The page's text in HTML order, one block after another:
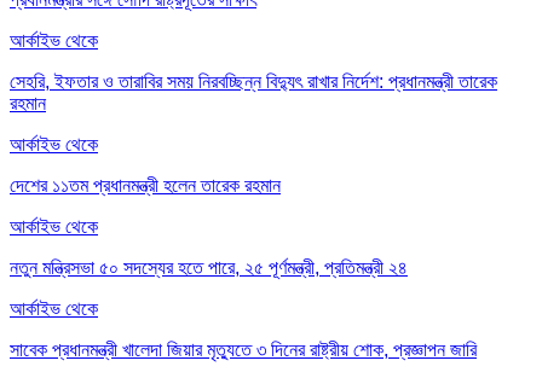
আর্কাইভ থেকে
সেহরি, ইফতার ও তারাবির সময় নিরবচ্ছিন্ন বিদ্যুৎ রাখার নির্দেশ: প্রধানমন্ত্রী তারেক
রহমান
আর্কাইভ থেকে
দেশের ১১তম প্রধানমন্ত্রী হলেন তারেক রহমান
আর্কাইভ থেকে
নতুন মন্ত্রিসভা ৫০ সদস্যের হতে পারে, ২৫ পূর্ণমন্ত্রী, প্রতিমন্ত্রী ২৪
আর্কাইভ থেকে
সাবেক প্রধানমন্ত্রী খালেদা জিয়ার মৃত্যুতে ৩ দিনের রাষ্ট্রীয় শোক, প্রজ্ঞাপন জারি